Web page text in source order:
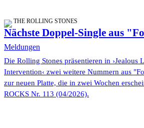
THE ROLLING STONES
Nächste Doppel-Single aus
Meldungen
Die Rolling Stones präsentieren in ›Jealous
Intervention‹ zwei weitere Nummern aus
zur neuen Platte, die in zwei Wochen
ROCKS Nr. 113 (04/2026).